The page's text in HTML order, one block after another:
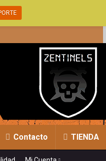
Contacto TIENDA